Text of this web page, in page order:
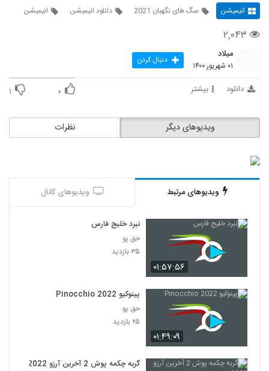
انیمیشن سگ های نگهبان 2021 دانلود انیمیشن انیمیشن
۲,۰۴۳
میلاد
۰۱ شهریور ۱۴۰۰ دنبال کردن
دانلود بیشتر ۰ ۱
نظرات ویدیوهای دیگر
ویدیوهای مرتبط ویدیوهای کانال
۰۱:۵۷:۵۶
نبرد خلیج فارس
حق پو
۳۵ بازدید
۰۱:۴۹:۰۹
پینوکیو Pinocchio 2022
حق پو
۲۵ بازدید
گربه چکمه پوش 2 آخرین آرزو 2022